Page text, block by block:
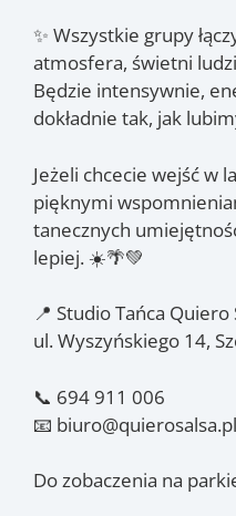
✨ Wszystkie grupy
atmosfera, świetni
Będzie intensywnie,
dokładnie tak, jak
Jeżeli chcecie wejść w
pięknymi
tanecznych
lepiej. ☀️🌴💚
📍 Studio Tańca Quiero
ul. Wyszyńskiego 14,
📞 694 911 006
📧 biuro@quierosalsa.pl
Do zobaczenia na